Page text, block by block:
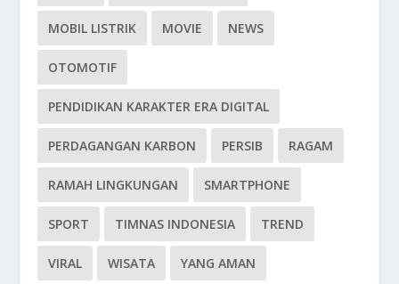
MOBIL LISTRIK MOVIE NEWS
OTOMOTIF
PENDIDIKAN KARAKTER ERA DIGITAL
PERDAGANGAN KARBON PERSIB RAGAM
RAMAH LINGKUNGAN SMARTPHONE
SPORT TIMNAS INDONESIA TREND
VIRAL WISATA YANG AMAN